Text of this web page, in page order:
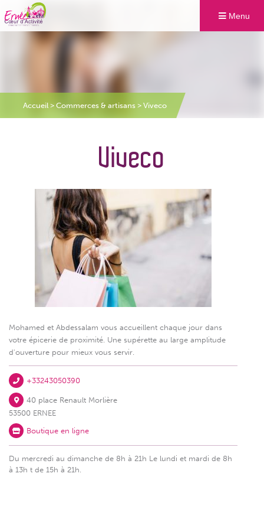
Menu
Accueil> Commerces & artisans > Viveco
Viveco
Mohamed et Abdessalam vous accueillent chaque jour dans
votre épicerie de proximité. Une supérette au large amplitude
d'ouverture pour mieux vous servir.
+33243050390
40 place Renault Morlière
53500 ERNEE
Boutique en ligne
Du mercredi au dimanche de 8h à 21h Le lundi et mardi de 8h
à 13h t de 15h à 21h.